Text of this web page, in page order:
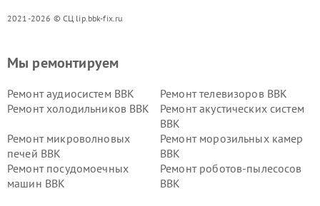
2021-2026 © СЦ lip.bbk-fix.ru
Мы ремонтируем
Ремонт аудиосистем BBK
Ремонт телевизоров BBK
Ремонт холодильников BBK
Ремонт акустических систем
BBK
Ремонт микроволновых
печей BBK
Ремонт морозильных камер
BBK
Ремонт посудомоечных
машин BBK
Ремонт роботов-пылесосов
BBK